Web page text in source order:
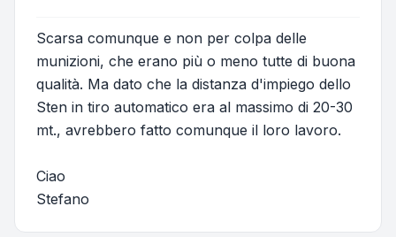
Scarsa comunque e non per colpa delle
munizioni, che erano più o meno tutte di buona
qualità. Ma dato che la distanza d'impiego dello
Sten in tiro automatico era al massimo di 20-30
mt., avrebbero fatto comunque il loro lavoro.
Ciao
Stefano